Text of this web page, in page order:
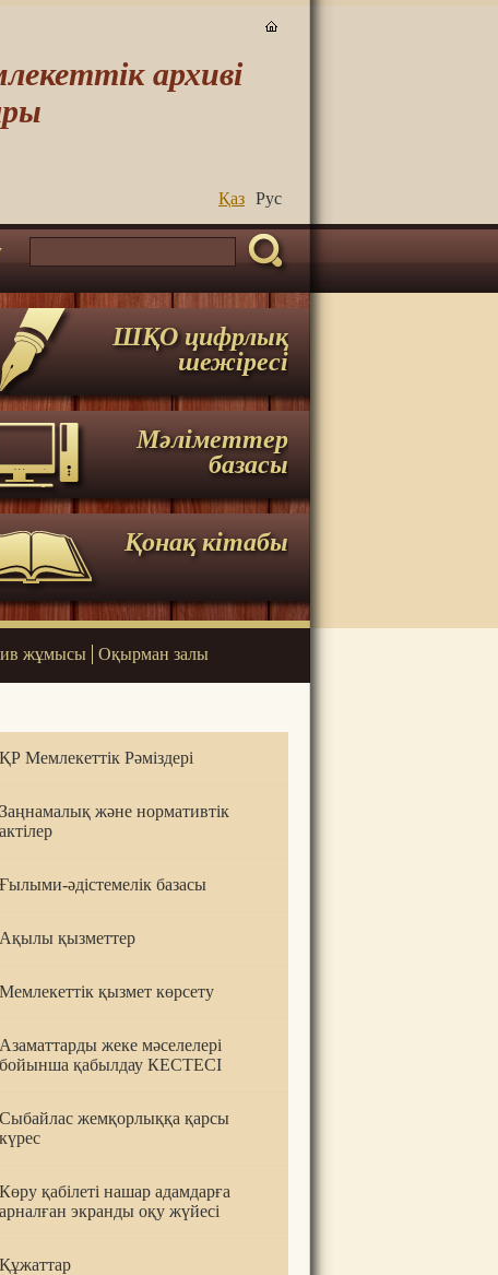
архиві
Қаз Руc
ШҚО цифрлық
шежіресі
Мәліметтер
базасы
Қонақ кітабы
жұмысы Оқырман залы
ҚР Мемлекеттік Рәміздері
Заңнамалық және нормативтік
актілер
Ғылыми-әдістемелік базасы
Ақылы қызметтер
Мемлекеттік қызмет көрсету
Азаматтарды жеке мәселелері
бойынша қабылдау КЕСТЕСІ
Сыбайлас жемқорлыққа қарсы
күрес
Көру қабілеті нашар адамдарға
арналған экранды оқу жүйесі
Құжаттар